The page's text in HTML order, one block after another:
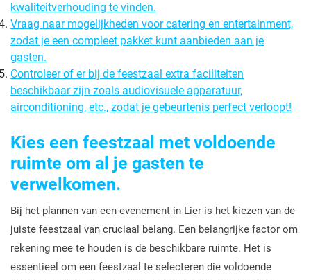
kwaliteitverhouding te vinden.
Vraag naar mogelijkheden voor catering en entertainment,
zodat je een compleet pakket kunt aanbieden aan je
gasten.
Controleer of er bij de feestzaal extra faciliteiten
beschikbaar zijn zoals audiovisuele apparatuur,
airconditioning, etc., zodat je gebeurtenis perfect verloopt!
Kies een feestzaal met voldoende
ruimte om al je gasten te
verwelkomen.
Bij het plannen van een evenement in Lier is het kiezen van de
juiste feestzaal van cruciaal belang. Een belangrijke factor om
rekening mee te houden is de beschikbare ruimte. Het is
essentieel om een feestzaal te selecteren die voldoende